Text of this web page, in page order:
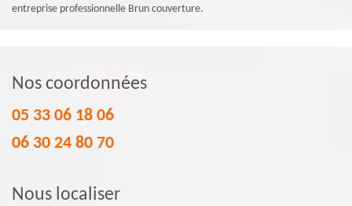
entreprise professionnelle Brun couverture.
Nos coordonnées
05 33 06 18 06
06 30 24 80 70
Nous localiser